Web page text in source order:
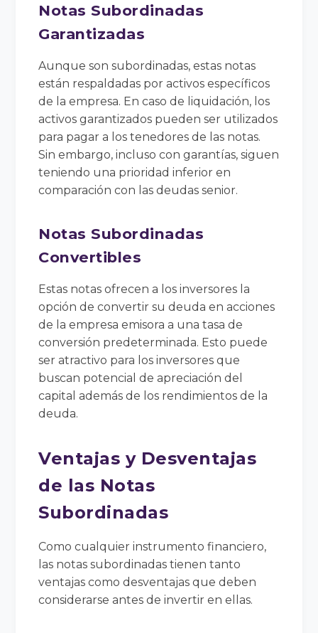
Notas Subordinadas
Garantizadas
Aunque son subordinadas, estas notas
están respaldadas por activos específicos
de la empresa. En caso de liquidación, los
activos garantizados pueden ser utilizados
para pagar a los tenedores de las notas.
Sin embargo, incluso con garantías, siguen
teniendo una prioridad inferior en
comparación con las deudas senior.
Notas Subordinadas
Convertibles
Estas notas ofrecen a los inversores la
opción de convertir su deuda en acciones
de la empresa emisora a una tasa de
conversión predeterminada. Esto puede
ser atractivo para los inversores que
buscan potencial de apreciación del
capital además de los rendimientos de la
deuda.
Ventajas y Desventajas
de las Notas
Subordinadas
Como cualquier instrumento financiero,
las notas subordinadas tienen tanto
ventajas como desventajas que deben
considerarse antes de invertir en ellas.